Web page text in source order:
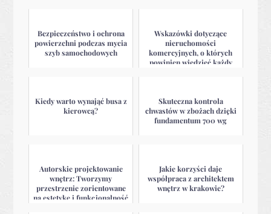
Bezpieczeństwo i ochrona
powierzchni podczas mycia
szyb samochodowych
Wskazówki dotyczące
nieruchomości
komercyjnych, o których
powinien wiedzieć każdy
Kiedy warto wynająć busa z
kierowcą?
Skuteczna kontrola
chwastów w zbożach dzięki
fundamentum 700 wg
Autorskie projektowanie
wnętrz: Tworzymy
przestrzenie zorientowane
na estetykę i funkcjonalność
Jakie korzyści daje
współpraca z architektem
wnętrz w krakowie?